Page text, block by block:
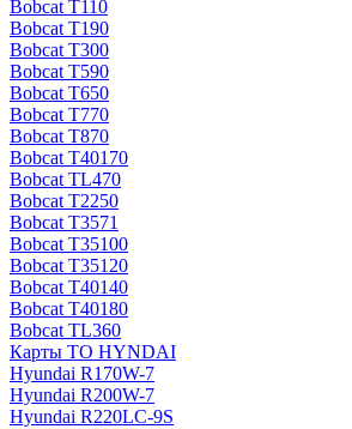
Bobcat T110
Bobcat T190
Bobcat T300
Bobcat T590
Bobcat T650
Bobcat T770
Bobcat T870
Bobcat T40170
Bobcat TL470
Bobcat Т2250
Bobcat Т3571
Bobcat Т35100
Bobcat Т35120
Bobcat Т40140
Bobcat Т40180
Bobcat ТL360
Карты ТО HYNDAI
Hyundai R170W-7
Hyundai R200W-7
Hyundai R220LC-9S